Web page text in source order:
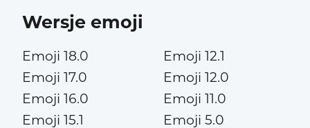
Wersje emoji
Emoji 18.0
Emoji 17.0
Emoji 16.0
Emoji 15.1
Emoji 12.1
Emoji 12.0
Emoji 11.0
Emoji 5.0